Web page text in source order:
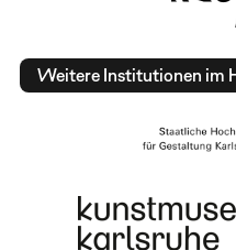
Weitere Institutionen im